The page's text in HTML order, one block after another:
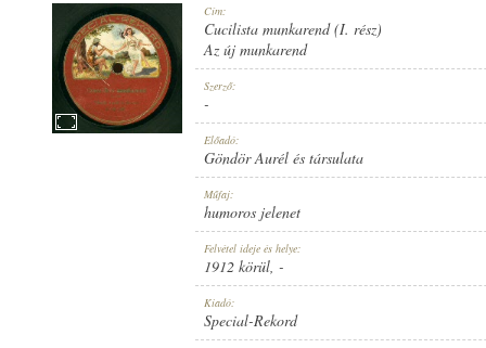
HUMOROS JELENET
1912 KÖRÜL
Cím:
Cucilista munkarend (I. rész)
Az új munkarend
Szerző:
-
Előadó:
Göndör Aurél és társulata
Műfaj:
humoros jelenet
Felvétel ideje és helye:
1912 körül, -
Kiadó:
Special-Rekord